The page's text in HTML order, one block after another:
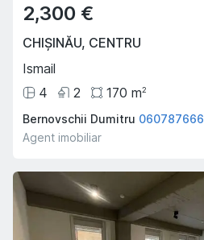
2,300 €
CHIȘINĂU, CENTRU
Ismail
4
2 170 m2
Bernovschii Dumitru 060787666
Agent imobiliar